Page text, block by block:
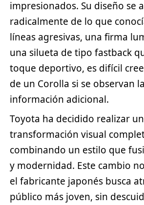
impresionados. Su diseño se
radicalmente de lo que
líneas agresivas, una firma
una silueta de tipo fastback
toque deportivo, es difícil
de un Corolla si se observan
información adicional.
Toyota ha decidido realizar
transformación visual
combinando un estilo que
y modernidad. Este cambio
el fabricante japonés busca
público más joven, sin